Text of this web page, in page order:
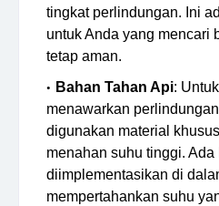
tingkat perlindungan. Ini
untuk Anda yang mencari
tetap aman.
Bahan Tahan Api:
menawarkan
digunakan material
menahan suhu tinggi.
diimplementasikan di
mempertahankan suhu